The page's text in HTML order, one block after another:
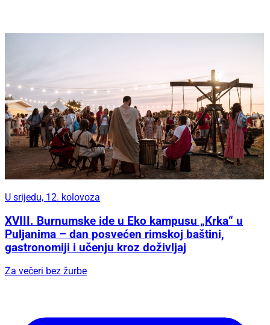
U srijedu, 12. kolovoza
XVIII. Burnumske ide u Eko kampusu „Krka“ u
Puljanima – dan posvećen rimskoj baštini,
gastronomiji i učenju kroz doživljaj
Za večeri bez žurbe